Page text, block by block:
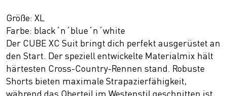
Größe: XL
Farbe: black´n´blue´n´white
Der CUBE XC Suit bringt dich perfekt ausgerüstet an
den Start. Der speziell entwickelte Materialmix hält
härtesten Cross-Country-Rennen stand. Robuste
Shorts bieten maximale Strapazierfähigkeit,
während das Oberteil im Westenstil geschnitten ist